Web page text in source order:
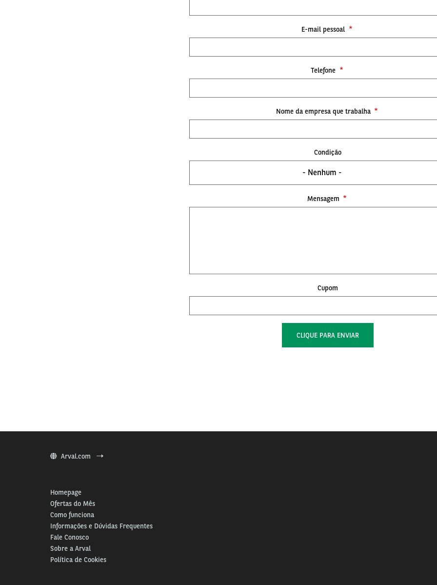
E-mail pessoal
Telefone
Nome da empresa que trabalha
Condição
- Nenhum -
Mensagem
Cupom
Arval.com
Homepage
Ofertas do Mês
Como funciona
Informações e Dúvidas Frequentes
Fale Conosco
Sobre a Arval
Política de Cookies